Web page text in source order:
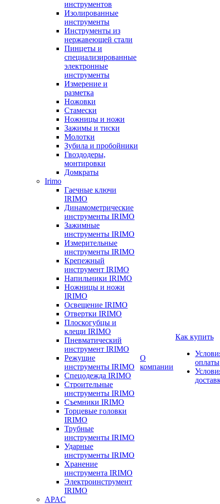
инструментов
Изолированные
инструменты
Инструменты из
нержавеющей стали
Пинцеты и
специализированные
электронные
инструменты
Измерение и
разметка
Ножовки
Стамески
Ножницы и ножи
Зажимы и тиски
Молотки
Зубила и пробойники
Гвоздодеры,
монтировки
Домкраты
Irimo
Гаечные ключи
IRIMO
Динамометрические
инструменты IRIMO
Зажимные
инструменты IRIMO
Измерительные
инструменты IRIMO
Крепежный
инструмент IRIMO
Напильники IRIMO
Ножницы и ножи
IRIMO
Освещение IRIMO
Отвертки IRIMO
Плоскогубцы и
клещи IRIMO
Пневматический
инструмент IRIMO
Режущие
инструменты IRIMO
Спецодежда IRIMO
Строительные
инструменты IRIMO
Съемники IRIMO
Торцевые головки
IRIMO
Трубные
инструменты IRIMO
Ударные
инструменты IRIMO
Хранение
инструмента IRIMO
Электроинструмент
IRIMO
APAC
О
компании
Как купить
оплаты